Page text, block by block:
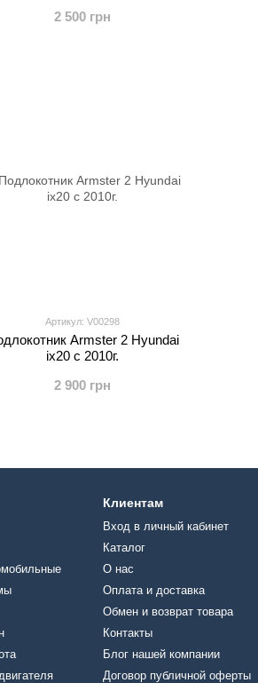
2 500 грн
Артикул: V00298
Armster 2 Hyundai
ix20 с 2010г.
2 900 грн
Клиентам
Вход в личный кабинет
Каталог
О нас
Оплата и доставка
Обмен и возврат товара
Контакты
Блог нашей компании
Договор публичной оферты